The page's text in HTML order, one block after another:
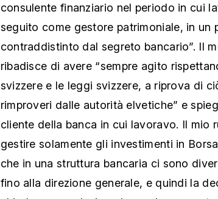
consulente finanziario nel periodo in cui
seguito come gestore patrimoniale, in un
contraddistinto dal segreto bancario”. Il
ribadisce di avere “sempre agito
svizzere e le leggi svizzere, a riprova di
rimproveri dalle autorità elvetiche” e
cliente della banca in cui lavoravo. Il mio
gestire solamente gli investimenti in
che in una struttura bancaria ci sono
fino alla direzione generale, e quindi la